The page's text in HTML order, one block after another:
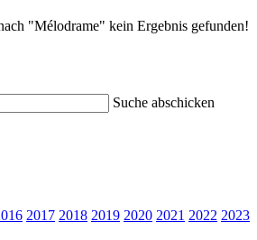
"Mélodrame" kein Ergebnis gefunden!
Suche abschicken
2017 2018 2019 2020 2021 2022 2023